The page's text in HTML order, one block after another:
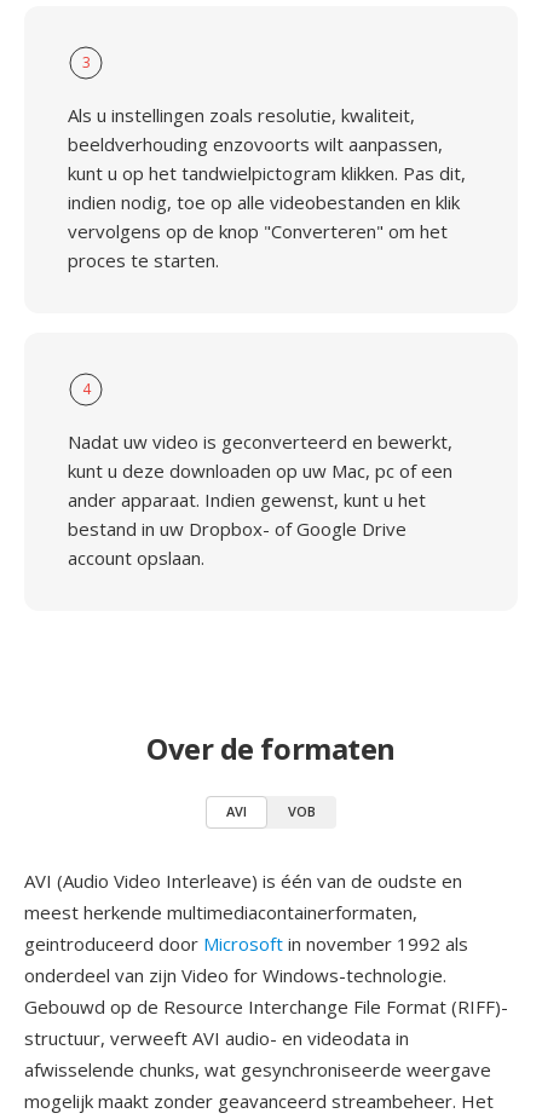
3
Als u instellingen zoals resolutie, kwaliteit,
beeldverhouding enzovoorts wilt aanpassen,
kunt u op het tandwielpictogram klikken. Pas dit,
indien nodig, toe op alle videobestanden en klik
vervolgens op de knop "Converteren" om het
proces te starten.
4
Nadat uw video is geconverteerd en bewerkt,
kunt u deze downloaden op uw Mac, pc of een
ander apparaat. Indien gewenst, kunt u het
bestand in uw Dropbox- of Google Drive
account opslaan.
Over de formaten
AVI VOB
AVI (Audio Video Interleave) is één van de oudste en
meest herkende multimediacontainerformaten,
geintroduceerd door Microsoft in november 1992 als
onderdeel van zijn Video for Windows-technologie.
Gebouwd op de Resource Interchange File Format (RIFF)-
structuur, verweeft AVI audio- en videodata in
afwisselende chunks, wat gesynchroniseerde weergave
mogelijk maakt zonder geavanceerd streambeheer. Het